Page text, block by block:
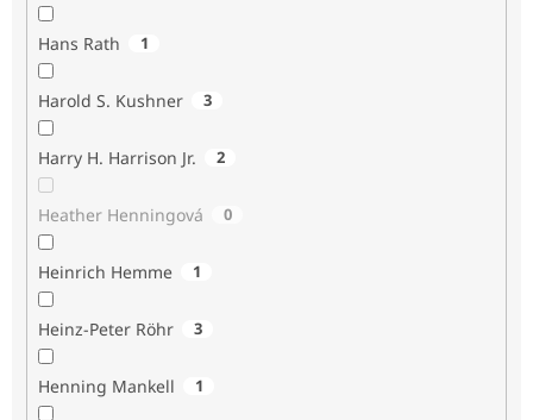
Hans Rath 1
Harold S. Kushner 3
Harry H. Harrison Jr. 2
Heather Henningová 0
Heinrich Hemme 1
Heinz-Peter Röhr 3
Henning Mankell 1